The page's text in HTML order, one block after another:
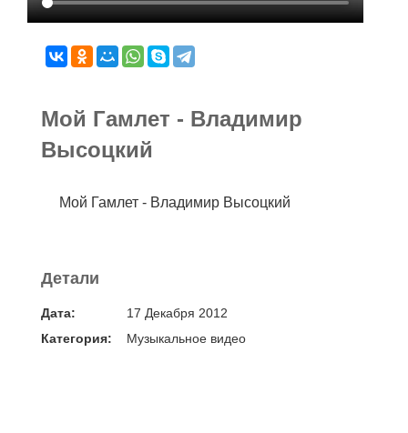
Мой Гамлет - Владимир
Высоцкий
Мой Гамлет - Владимир Высоцкий
Детали
Дата:
17 Декабря 2012
Категория:
Музыкальное видео